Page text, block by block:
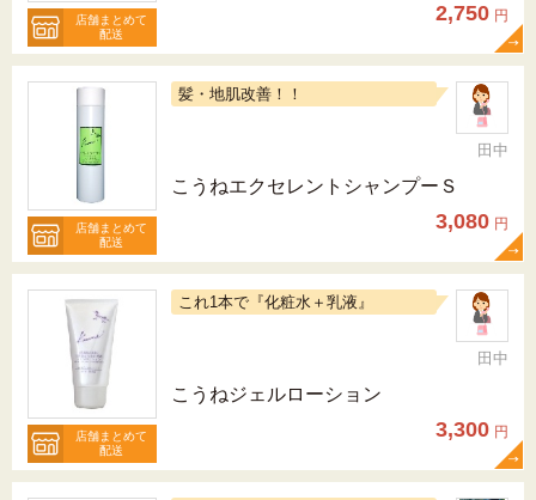
店舗まとめて
配送
2,750 円
店舗まとめて
配送
髪・地肌改善！！
田中
こうねエクセレントシャンプーＳ
3,080 円
店舗まとめて
配送
これ1本で『化粧水＋乳液』
田中
こうねジェルローション
3,300 円